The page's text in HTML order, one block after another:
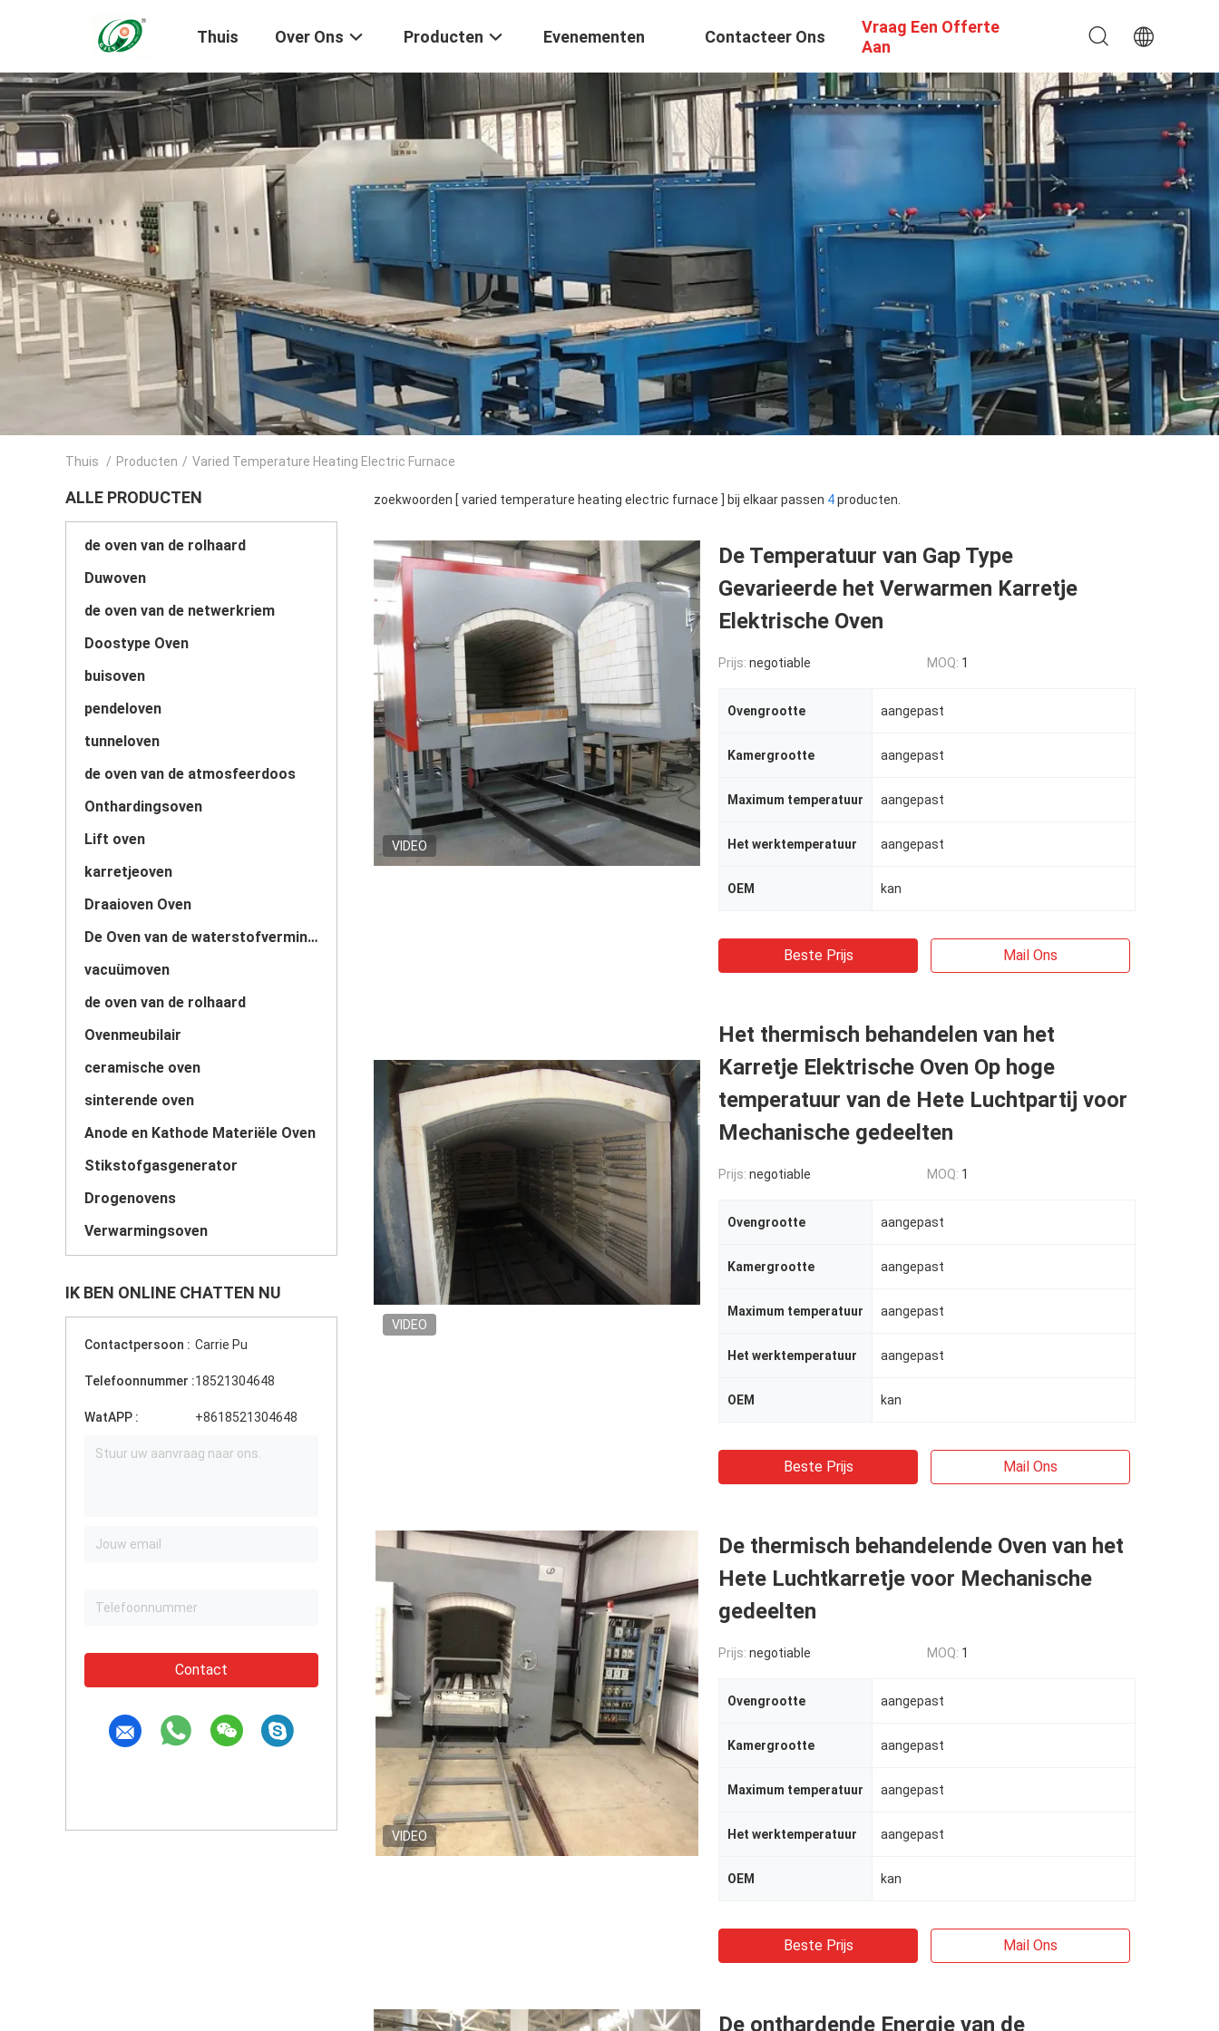
Thuis Over Ons Producten Evenementen Contacteer Ons
Vraag Een Offerte
Aan
Thuis / Producten / Varied Temperature Heating Electric Furnace
ALLE PRODUCTEN
de oven van de rolhaard
Duwoven
de oven van de netwerkriem
Doostype Oven
buisoven
pendeloven
tunneloven
de oven van de atmosfeerdoos
Onthardingsoven
Lift oven
karretjeoven
Draaioven Oven
De Oven van de waterstofvermindering
vacuümoven
de oven van de rolhaard
Ovenmeubilair
ceramische oven
sinterende oven
Anode en Kathode Materiële Oven
Stikstofgasgenerator
Drogenovens
Verwarmingsoven
IK BEN ONLINE CHATTEN NU
Contactpersoon : Carrie Pu
Telefoonnummer :18521304648
WatAPP : +8618521304648
Contact
zoekwoorden [ varied temperature heating electric furnace ] bij elkaar passen 4producten.
VIDEO
De Temperatuur van Gap Type
Gevarieerde het Verwarmen Karretje
Elektrische Oven
Prijs: negotiable MOQ: 1
Ovengrootte aangepast
Kamergrootte aangepast
Maximum temperatuur aangepast
Het werktemperatuur aangepast
OEM kan
Beste Prijs Mail Ons
VIDEO
Het thermisch behandelen van het
Karretje Elektrische Oven Op hoge
temperatuur van de Hete Luchtpartij voor
Mechanische gedeelten
Prijs: negotiable MOQ: 1
Ovengrootte aangepast
Kamergrootte aangepast
Maximum temperatuur aangepast
Het werktemperatuur aangepast
OEM kan
Beste Prijs Mail Ons
VIDEO
De thermisch behandelende Oven van het
Hete Luchtkarretje voor Mechanische
gedeelten
Prijs: negotiable MOQ: 1
Ovengrootte aangepast
Kamergrootte aangepast
Maximum temperatuur aangepast
Het werktemperatuur aangepast
OEM kan
Beste Prijs Mail Ons
De onthardende Energie van de